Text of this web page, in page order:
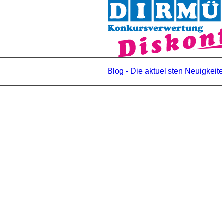
Blog - Die aktuellsten